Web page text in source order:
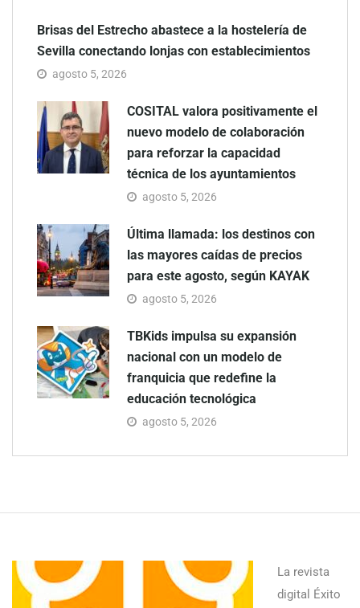
Brisas del Estrecho abastece a la hostelería de
Sevilla conectando lonjas con establecimientos
agosto 5, 2026
COSITAL valora positivamente el
nuevo modelo de colaboración
para reforzar la capacidad
técnica de los ayuntamientos
agosto 5, 2026
Última llamada: los destinos con
las mayores caídas de precios
para este agosto, según KAYAK
agosto 5, 2026
TBKids impulsa su expansión
nacional con un modelo de
franquicia que redefine la
educación tecnológica
agosto 5, 2026
La revista
digital Éxito